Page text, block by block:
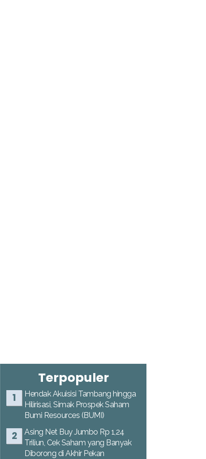
Terpopuler
Hendak Akuisisi Tambang hingga
Hilirisasi, Simak Prospek Saham
Bumi Resources (BUMI)
Asing Net Buy Jumbo Rp 1,24
Triliun, Cek Saham yang Banyak
Diborong di Akhir Pekan